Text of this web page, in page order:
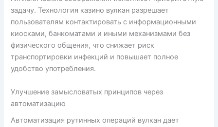
задачу. Технология казино вулкан разрешает
пользователям контактировать с информационными
киосками, банкоматами и иными механизмами без
физического общения, что снижает риск
транспортировки инфекций и повышает полное
удобство употребления.
Улучшение замысловатых принципов через
автоматизацию
Автоматизация рутинных операций вулкан дает